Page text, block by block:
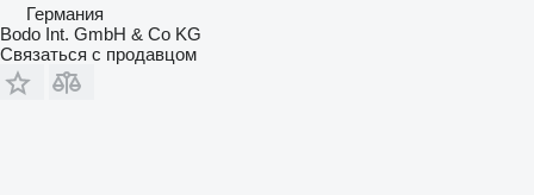
Германия
Bodo Int. GmbH & Co KG
Связаться с продавцом